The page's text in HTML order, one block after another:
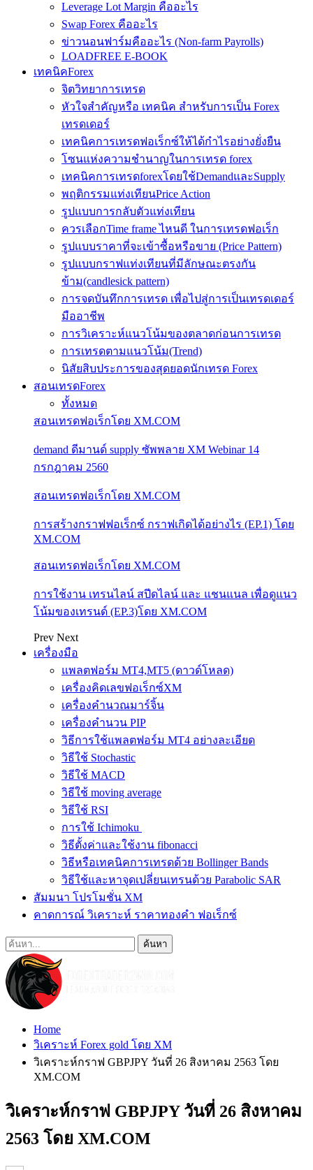
Leverage Lot Margin คืออะไร
Swap Forex คืออะไร
ข่าวนอนฟาร์มคืออะไร (Non-farm Payrolls)
LOADFREE E-BOOK
เทคนิคForex
จิตวิทยาการเทรด
หัวใจสำคัญหรือ เทคนิค สำหรับการเป็น Forex
เทรดเดอร์
เทคนิคการเทรดฟอเร็กซ์ให้ได้กำไรอย่างยั่งยืน
โซนแห่งความชำนาญในการเทรด forex
เทคนิคการเทรดforexโดยใช้DemandและSupply
พฤติกรรมแท่งเทียนPrice Action
รูปแบบการกลับตัวแท่งเทียน
ควรเลือกTime frame ไหนดี ในการเทรดฟอเร็ก
รูปแบบราคาที่จะเข้าซื้อหรือขาย (Price Pattern)
รูปแบบกราฟแท่งเทียนที่มีลักษณะตรงกัน
ข้าม(candlesick pattern)
การจดบันทึกการเทรด เพื่อไปสู่การเป็นเทรดเดอร์
มืออาชีพ
การวิเคราะห์แนวโน้มของตลาดก่อนการเทรด
การเทรดตามแนวโน้ม(Trend)
นิสัยสิบประการของสุดยอดนักเทรด Forex
สอนเทรดForex
ทั้งหมด
สอนเทรดฟอเร็กโดย XM.COM
demand ดีมานด์ supply ซัพพลาย XM Webinar 14
กรกฎาคม 2560
สอนเทรดฟอเร็กโดย XM.COM
การสร้างกราฟฟอเร็กซ์ กราฟเกิดได้อย่างไร (EP.1) โดย
XM.COM
สอนเทรดฟอเร็กโดย XM.COM
การใช้งาน เทรนไลน์ สปีดไลน์ และ แชนแนล เพื่อดูแนว
โน้มของเทรนด์ (EP.3)โดย XM.COM
Prev Next
เครื่องมือ
แพลตฟอร์ม MT4,MT5 (ดาวด์โหลด)
เครื่องคิดเลขฟอเร็กซ์XM
เครื่องคำนวณมาร์จิ้น
เครื่องคำนวน PIP
วิธีการใช้แพลตฟอร์ม MT4 อย่างละเอียด
วิธีใช้ Stochastic
วิธีใช้ MACD
วิธีใช้ moving average
วิธีใช้ RSI
การใช้ Ichimoku
วิธีตั้งค่าและใช้งาน fibonacci
วิธีหรือเทคนิคการเทรดด้วย Bollinger Bands
วิธีใช้และหาจุดเปลี่ยนเทรนด้วย Parabolic SAR
สัมมนา โปรโมชั่น XM
คาดการณ์ วิเคราะห์ ราคาทองคำ ฟอเร็กซ์
Home
วิเคราะห์ Forex gold โดย XM
วิเคราะห์กราฟ GBPJPY วันที่ 26 สิงหาคม 2563 โดย
XM.COM
วิเคราะห์กราฟ GBPJPY วันที่ 26 สิงหาคม
2563 โดย XM.COM